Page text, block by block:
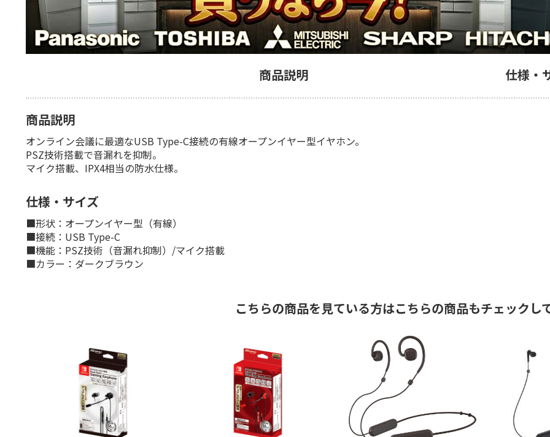
商品説明 仕様・
商品説明
オンライン会議に最適なUSB Type-C接続の有線オープンイヤー型イヤホン。
PSZ技術搭載で音漏れを抑制。
マイク搭載、IPX4相当の防水仕様。
仕様・サイズ
■形状：オープンイヤー型（有線）
■接続：USB Type-C
■機能：PSZ技術（音漏れ抑制）/マイク搭載
■カラー：ダークブラウン
こちらの商品を見ている方はこちらの商品もチェックし